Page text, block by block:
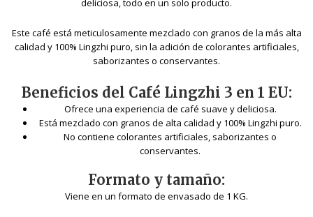
deliciosa, todo en un solo producto.
Este café está meticulosamente mezclado con granos de la más alta
calidad y 100% Lingzhi puro, sin la adición de colorantes artificiales,
saborizantes o conservantes.
Beneficios del Café Lingzhi 3 en 1 EU:
Ofrece una experiencia de café suave y deliciosa.
Está mezclado con granos de alta calidad y 100% Lingzhi puro.
No contiene colorantes artificiales, saborizantes o
conservantes.
Formato y tamaño:
Viene en un formato de envasado de 1 KG.